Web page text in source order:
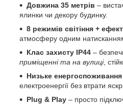
Довжина 35 метрів –
ялинки чи декору будинку.
8 режимів світіння +
атмосферу одним
Клас захисту IP44 –
приміщенні та на вулиці,
Низьке
електроенергії без втрати
Plug & Play – просто